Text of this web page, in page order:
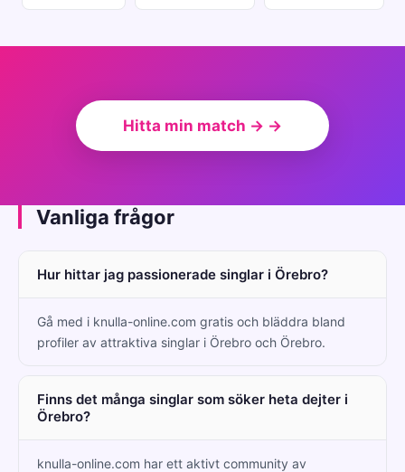
Hitta min match → →
Vanliga frågor
Hur hittar jag passionerade singlar i Örebro?
Gå med i knulla-online.com gratis och bläddra bland
profiler av attraktiva singlar i Örebro och Örebro.
Finns det många singlar som söker heta dejter i
Örebro?
knulla-online.com har ett aktivt community av